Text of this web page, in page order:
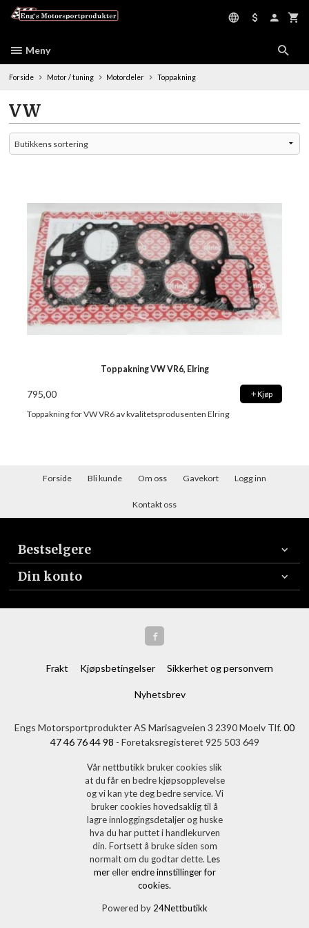
Meny
Forside Motor / tuning Motordeler Toppakning
VW
Toppakning VW VR6, Elring
795,00 Kjøp
Toppakning for VW VR6 av kvalitetsprodusenten Elring
Forside Bli kunde Om oss Gavekort Logg inn
Kontakt oss
Bestselgere
Din konto
Frakt Kjøpsbetingelser Sikkerhet og personvern
Nyhetsbrev
Engs Motorsportprodukter AS Marisagveien 3 2390 Moelv Tlf.00
47 46 76 44 98 - Foretaksregisteret 925 503 649
Vår nettbutikk bruker cookies slik
at du får en bedre kjøpsopplevelse
og vi kan yte deg bedre service. Vi
bruker cookies hovedsaklig til å
lagre innloggingsdetaljer og huske
hva du har puttet i handlekurven
din. Fortsett å bruke siden som
normalt om du godtar dette. Les
merellerendre innstillinger for
cookies.
Powered by 24Nettbutikk